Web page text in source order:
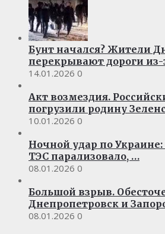
Бунт начался? Жители
перекрывают дороги из-
14.01.2026 0
Акт возмездия.
погрузили родину
10.01.2026 0
Ночной удар по
ТЭС парализовало, …
08.01.2026 0
Большой взрыв.
Днепропетровск и
08.01.2026 0